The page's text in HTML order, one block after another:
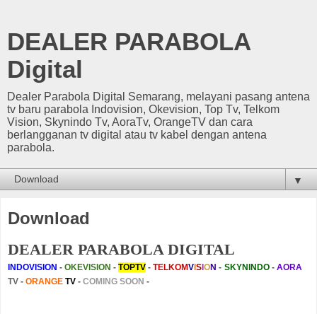
DEALER PARABOLA
Digital
Dealer Parabola Digital Semarang, melayani pasang antena
tv baru parabola Indovision, Okevision, Top Tv, Telkom
Vision, Skynindo Tv, AoraTv, OrangeTV dan cara
berlangganan tv digital atau tv kabel dengan antena
parabola.
▼
Download
DEALER PARABOLA DIGITAL
INDOVISION - OKEVISION - TOPTV - TELKOMVISION - SKYNINDO - AORA
TV - ORANGE TV - COMING SOON -